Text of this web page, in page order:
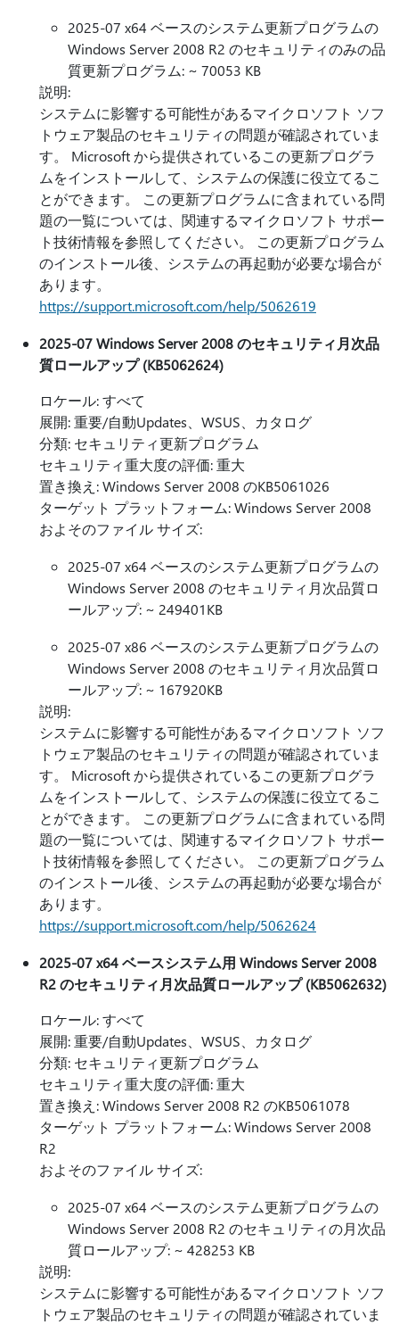
2025-07 x64 ベースのシステム更新プログラムの
Windows Server 2008 R2 のセキュリティのみの品
質更新プログラム: ~ 70053 KB
説明:
システムに影響する可能性があるマイクロソフト ソフ
トウェア製品のセキュリティの問題が確認されていま
す。 Microsoft から提供されているこの更新プログラ
ムをインストールして、システムの保護に役立てるこ
とができます。 この更新プログラムに含まれている問
題の一覧については、関連するマイクロソフト サポー
ト技術情報を参照してください。 この更新プログラム
のインストール後、システムの再起動が必要な場合が
あります。
https://support.microsoft.com/help/5062619
2025-07 Windows Server 2008 のセキュリティ月次品
質ロールアップ (KB5062624)
ロケール: すべて
展開: 重要/自動Updates、WSUS、カタログ
分類: セキュリティ更新プログラム
セキュリティ重大度の評価: 重大
置き換え: Windows Server 2008 のKB5061026
ターゲット プラットフォーム: Windows Server 2008
およそのファイル サイズ:
2025-07 x64 ベースのシステム更新プログラムの
Windows Server 2008 のセキュリティ月次品質ロ
ールアップ: ~ 249401KB
2025-07 x86 ベースのシステム更新プログラムの
Windows Server 2008 のセキュリティ月次品質ロ
ールアップ: ~ 167920KB
説明:
システムに影響する可能性があるマイクロソフト ソフ
トウェア製品のセキュリティの問題が確認されていま
す。 Microsoft から提供されているこの更新プログラ
ムをインストールして、システムの保護に役立てるこ
とができます。 この更新プログラムに含まれている問
題の一覧については、関連するマイクロソフト サポー
ト技術情報を参照してください。 この更新プログラム
のインストール後、システムの再起動が必要な場合が
あります。
https://support.microsoft.com/help/5062624
2025-07 x64 ベースシステム用 Windows Server 2008
R2 のセキュリティ月次品質ロールアップ (KB5062632)
ロケール: すべて
展開: 重要/自動Updates、WSUS、カタログ
分類: セキュリティ更新プログラム
セキュリティ重大度の評価: 重大
置き換え: Windows Server 2008 R2 のKB5061078
ターゲット プラットフォーム: Windows Server 2008
R2
およそのファイル サイズ:
2025-07 x64 ベースのシステム更新プログラムの
Windows Server 2008 R2 のセキュリティの月次品
質ロールアップ: ~ 428253 KB
説明:
システムに影響する可能性があるマイクロソフト ソフ
トウェア製品のセキュリティの問題が確認されていま